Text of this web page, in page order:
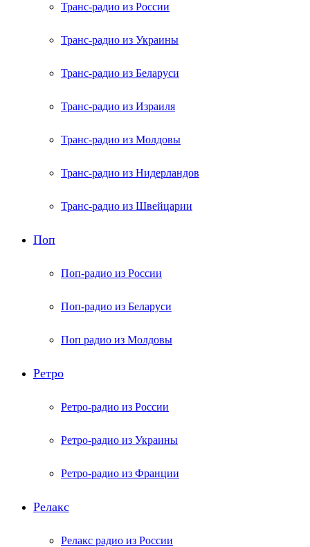
Транс-радио из России
Транс-радио из Украины
Транс-радио из Беларуси
Транс-радио из Израиля
Транс-радио из Молдовы
Транс-радио из Нидерландов
Транс-радио из Швейцарии
Поп
Поп-радио из России
Поп-радио из Беларуси
Поп радио из Молдовы
Ретро
Ретро-радио из России
Ретро-радио из Украины
Ретро-радио из Франции
Релакс
Релакс радио из России